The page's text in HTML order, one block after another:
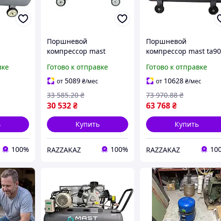
100%
Поршневой
компрессор mast
безмасляный ресивер
160 л для сжатого
воздуха
Готово к отправке
от5089₴/мес
30 532₴
33 585.20 ₴
Купить
RAZZAKAZ 100%
Поршневой
компрессор mast ta90
профессиональной
эксплуатации
Готово к отправке
от 10628₴/мес
63 768₴
73 970.88 ₴
Купить
RAZZAKAZ